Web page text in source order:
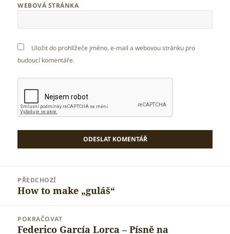
WEBOVÁ STRÁNKA
Uložit do prohlížeče jméno, e-mail a webovou stránku pro
budoucí komentáře.
příspěvek
PŘEDCHOZÍ
Předchozí
How to make „guláš“
POKRAČOVAT
Následující
Federico García Lorca – Písně na